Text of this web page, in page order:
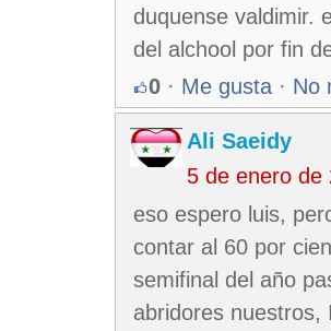
duquense valdimir.
del alchool por fin
0 · Me gusta · No
Ali Saeidy
5 de enero de
eso espero luis,
contar al 60 por
semifinal del año
abridores nuestros,